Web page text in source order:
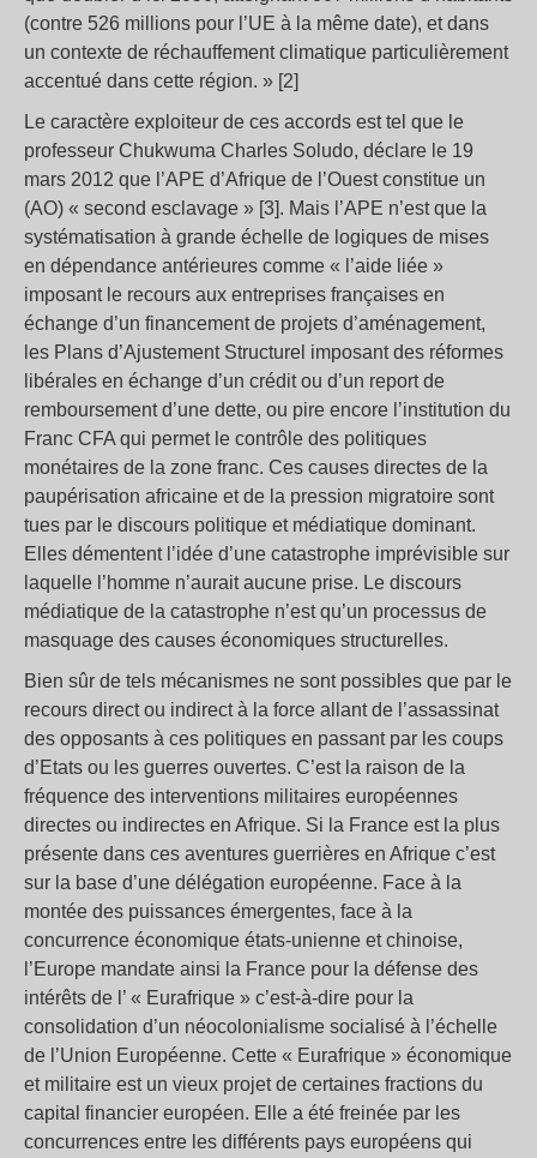
(contre 526 millions pour l’UE à la même date), et dans
un contexte de réchauffement climatique particulièrement
accentué dans cette région. » [2]
Le caractère exploiteur de ces accords est tel que le
professeur Chukwuma Charles Soludo, déclare le 19
mars 2012 que l’APE d’Afrique de l’Ouest constitue un
(AO) « second esclavage » [3]. Mais l’APE n’est que la
systématisation à grande échelle de logiques de mises
en dépendance antérieures comme « l’aide liée »
imposant le recours aux entreprises françaises en
échange d’un financement de projets d’aménagement,
les Plans d’Ajustement Structurel imposant des réformes
libérales en échange d’un crédit ou d’un report de
remboursement d’une dette, ou pire encore l’institution du
Franc CFA qui permet le contrôle des politiques
monétaires de la zone franc. Ces causes directes de la
paupérisation africaine et de la pression migratoire sont
tues par le discours politique et médiatique dominant.
Elles démentent l’idée d’une catastrophe imprévisible sur
laquelle l’homme n’aurait aucune prise. Le discours
médiatique de la catastrophe n’est qu’un processus de
masquage des causes économiques structurelles.
Bien sûr de tels mécanismes ne sont possibles que par le
recours direct ou indirect à la force allant de l’assassinat
des opposants à ces politiques en passant par les coups
d’Etats ou les guerres ouvertes. C’est la raison de la
fréquence des interventions militaires européennes
directes ou indirectes en Afrique. Si la France est la plus
présente dans ces aventures guerrières en Afrique c’est
sur la base d’une délégation européenne. Face à la
montée des puissances émergentes, face à la
concurrence économique états-unienne et chinoise,
l’Europe mandate ainsi la France pour la défense des
intérêts de l’ « Eurafrique » c’est-à-dire pour la
consolidation d’un néocolonialisme socialisé à l’échelle
de l’Union Européenne. Cette « Eurafrique » économique
et militaire est un vieux projet de certaines fractions du
capital financier européen. Elle a été freinée par les
concurrences entre les différents pays européens qui